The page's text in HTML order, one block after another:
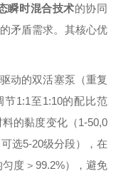
瞬时混合技术的协同
矛盾需求。其核心优
动的双活塞泵（重复
1:1至1:10的配比范
的黏度变化（1-50,0
选5-20级分段），在
度＞99.2%），避免